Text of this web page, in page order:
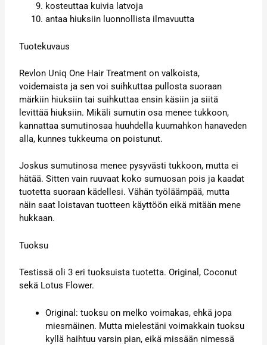
kosteuttaa kuivia latvoja
antaa hiuksiin luonnollista ilmavuutta
Tuotekuvaus
Revlon Uniq One Hair Treatment on valkoista,
voidemaista ja sen voi suihkuttaa pullosta suoraan
märkiin hiuksiin tai suihkuttaa ensin käsiin ja siitä
levittää hiuksiin. Mikäli sumutin osa menee tukkoon,
kannattaa sumutinosaa huuhdella kuumahkon hanaveden
alla, kunnes tukkeuma on poistunut.
Joskus sumutinosa menee pysyvästi tukkoon, mutta ei
hätää. Sitten vain ruuvaat koko sumuosan pois ja kaadat
tuotetta suoraan kädellesi. Vähän työläämpää, mutta
näin saat loistavan tuotteen käyttöön eikä mitään mene
hukkaan.
Tuoksu
Testissä oli 3 eri tuoksuista tuotetta. Original, Coconut
sekä Lotus Flower.
Original: tuoksu on melko voimakas, ehkä jopa
miesmäinen. Mutta mielestäni voimakkain tuoksu
kyllä haihtuu varsin pian, eikä missään nimessä